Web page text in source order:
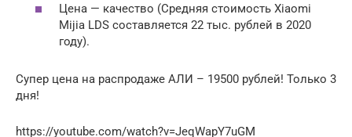
Цена — качество (Средняя стоимость Xiaomi
Mijia LDS составляется 22 тыс. рублей в 2020
году).
Супер цена на распродаже АЛИ – 19500 рублей! Только 3
дня!
https://youtube.com/watch?v=JeqWapY7uGM